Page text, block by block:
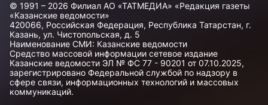
© 1991 – 2026 Филиал АО «ТАТМЕДИА» «Редакция газеты
«Казанские ведомости»
420066, Российская Федерация, Республика Татарстан, г.
Казань, ул. Чистопольская, д. 5
Наименование СМИ: Казанские ведомости
Средство массовой информации сетевое издание
Казанские ведомости ЭЛ № ФС 77 - 90201 от 07.10.2025,
зарегистрировано Федеральной службой по надзору в
сфере связи, информационных технологий и массовых
коммуникаций.